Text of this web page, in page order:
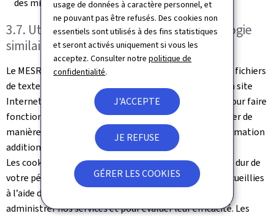
usage de données à caractère personnel, et
ne pouvant pas être refusés. Des cookies non
essentiels sont utilisés à des fins statistiques
et seront activés uniquement si vous les
acceptez. Consulter notrepolitique de
confidentialité.
J'ACCEPTE
JE REFUSE
GÉRER LES COOKIES
des missions assignés au MESR.
3.7. Utilisation des cookies et de technologie
similaire
Le MESR peut utiliser des cookies. Les cookies sont des fichiers
de texte qui sont enregistrés sur votre dispositif par un site
Internet que vous visitez. Ils sont largement utilisés pour faire
fonctionner les sites Internet ou pour les faire travailler de
manière plus efficace ainsi que pour fournir toute information
additionnelle aux propriétaires du site.
Les cookies sont généralement conservés sur le disque dur de
votre périphérique. Nous utilisons les informations recueillies
à l’aide des cookies pour analyser les tendances, pour
administrer nos services et pour évaluer leur efficacité. Les